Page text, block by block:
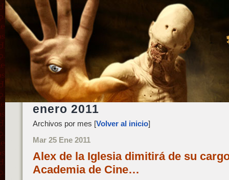
enero 2011
Archivos por mes [Volver al inicio]
Mar 25 Ene 2011
Alex de la Iglesia dimitirá de su
Academia de Cine…